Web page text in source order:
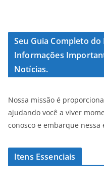
Seu Guia Completo
Informações
Notícias.
Nossa missão é
ajudando você a viver
conosco e embarque nessa
Itens Essenciais